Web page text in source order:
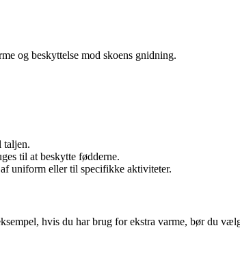
og beskyttelse mod skoens gnidning.
taljen.
til at beskytte fødderne.
uniform eller til specifikke aktiviteter.
hvis du har brug for ekstra varme, bør du